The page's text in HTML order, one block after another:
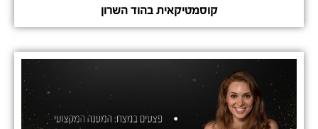
קוסמטיקאית בהוד השרון